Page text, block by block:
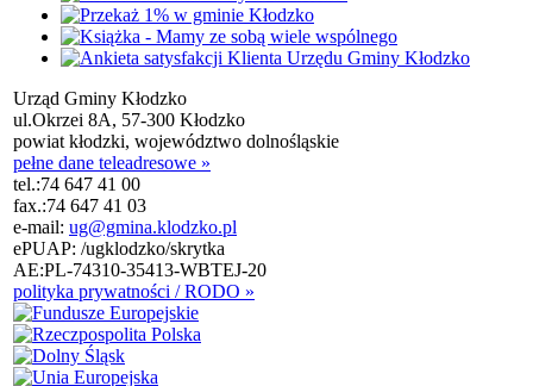
Urząd Gminy Kłodzko
ul.Okrzei 8A, 57-300 Kłodzko
powiat kłodzki, województwo dolnośląskie
pełne dane teleadresowe »
tel.:74 647 41 00
fax.:74 647 41 03
e-mail: ug@gmina.klodzko.pl
ePUAP: /ugklodzko/skrytka
AE:PL-74310-35413-WBTEJ-20
polityka prywatności / RODO »